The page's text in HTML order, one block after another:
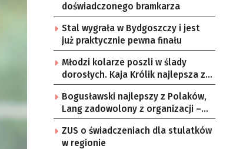
doświadczonego bramkarza
Stal wygrała w Bydgoszczy i jest
już praktycznie pewna finału
Młodzi kolarze poszli w ślady
dorosłych. Kaja Królik najlepsza z
Lubuszanek w Tour de Pologne
Junior
Bogusławski najlepszy z Polaków,
Lang zadowolony z organizacji –
komentarze po 3. etapie Tour de
Pologne
ZUS o świadczeniach dla stulatków
w regionie